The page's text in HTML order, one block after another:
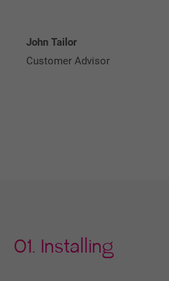
John Tailor
Customer Advisor
01. Installing